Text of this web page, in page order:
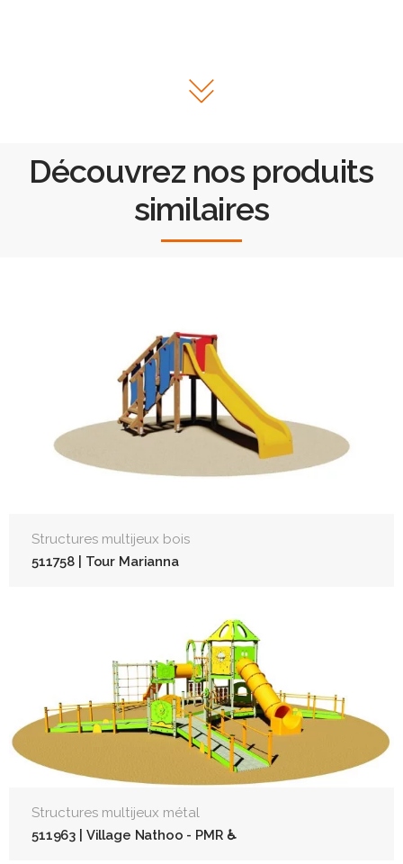
Découvrez nos produits
similaires
Structures multijeux bois
511758 | Tour Marianna
Structures multijeux métal
511963 | Village Nathoo - PMR ♿